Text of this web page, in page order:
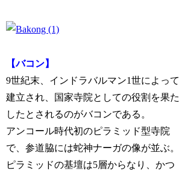
【バコン】
9世紀末、インドラバルマン1世によって
建立され、国家寺院としての役割を果た
したとされるのがバコンである。
アンコール時代初のピラミッド型寺院
で、参道脇には蛇神ナーガの像が並ぶ。
ピラミッドの基壇は5層からなり、かつ